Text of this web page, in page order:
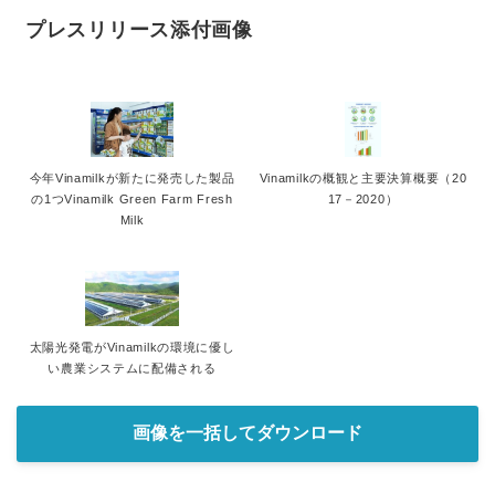
プレスリリース添付画像
今年Vinamilkが新たに発売した製品
の1つVinamilk Green Farm Fresh
Milk
Vinamilkの概観と主要決算概要（20
17－2020）
太陽光発電がVinamilkの環境に優し
い農業システムに配備される
画像を一括してダウンロード